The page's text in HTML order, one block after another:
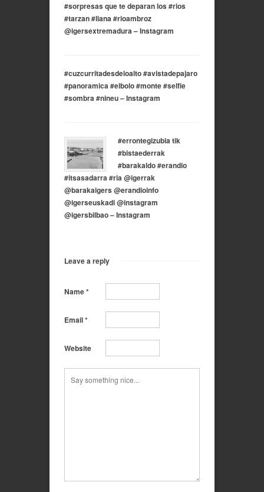
#sorpresas que te deparan los #rios
#tarzan #liana #rioambroz
@igersextremadura – Instagram
#cuzcurritadesdeloalto #avistadepajaro
#panoramica #elbolo #monte #selfie
#sombra #nineu – Instagram
#errontegizubia tik
#bistaederrak
#barakaldo #erandio
#itsasadarra #ria @igerrak
@barakaigers @erandioinfo
@igerseuskadi @instagram
@igersbilbao – Instagram
Leave a reply
Name*
Email*
Website